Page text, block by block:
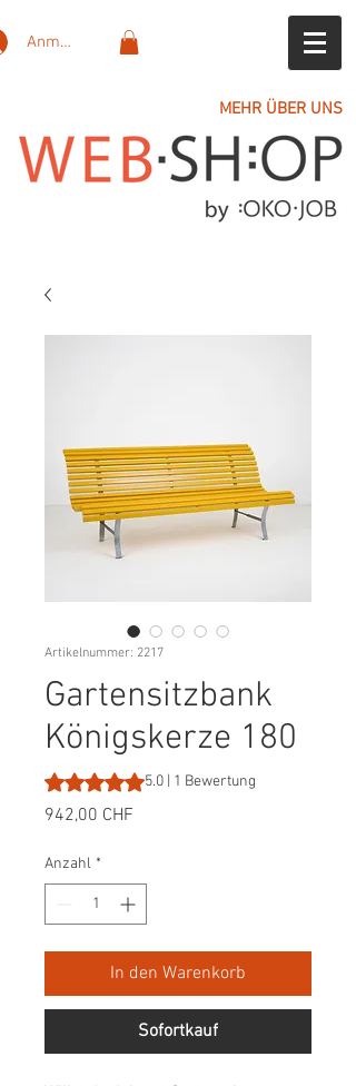
Anmelden
MEHR ÜBER UNS
Artikelnummer: 2217
Gartensitzbank
Königskerze 180
Das Rating beträgt 5.0 von fünf
5.0 | 1 Bewertung
942,00 CHF
Anzahl *
In den Warenkorb
Sofortkauf